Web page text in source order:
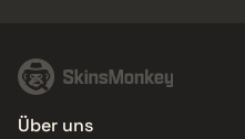
Über uns